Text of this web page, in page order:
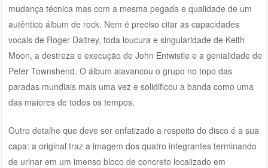
mudança técnica mas com a mesma pegada e qualidade de um
autêntico álbum de rock. Nem é preciso citar as capacidades
vocais de Roger Daltrey, toda loucura e singularidade de Keith
Moon, a destreza e execução de John Entwistle e a genialidade de
Peter Townshend. O álbum alavancou o grupo no topo das
paradas mundiais mais uma vez e solidificou a banda como uma
das maiores de todos os tempos.
Outro detalhe que deve ser enfatizado a respeito do disco é a sua
capa: a original traz a imagem dos quatro integrantes terminando
de urinar em um imenso bloco de concreto localizado em